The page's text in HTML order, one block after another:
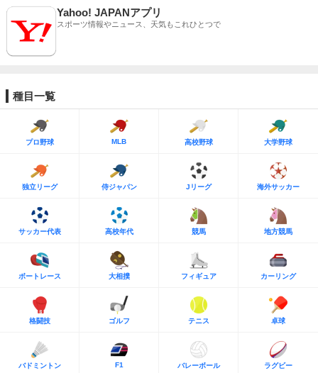
Yahoo! JAPANアプリ
スポーツ情報やニュース、天気もこれひとつで
種目一覧
プロ野球 MLB 高校野球 大学野球
独立リーグ 侍ジャパン Jリーグ 海外サッカー
サッカー代表 高校年代 競馬 地方競馬
ボートレース 大相撲 フィギュア カーリング
格闘技 ゴルフ テニス 卓球
バドミントン F1 バレーボール ラグビー